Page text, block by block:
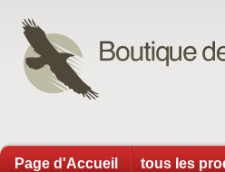
Page d'Accueil tous les